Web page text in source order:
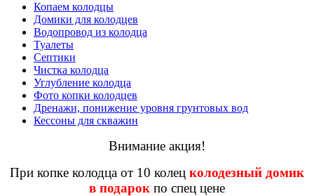
Копаем колодцы
Домики для колодцев
Водопровод из колодца
Туалеты
Септики
Чистка колодца
Углубление колодца
Фото копки колодцев
Дренажи, понижение уровня грунтовых вод
Кессоны для скважин
Внимание акция!
При копке колодца от 10 колец колодезный домик
в подарок по спец цене